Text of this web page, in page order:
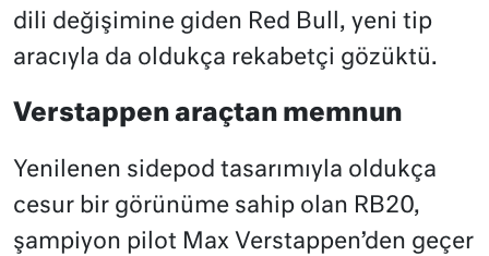
dili değişimine giden Red Bull, yeni tip
aracıyla da oldukça rekabetçi gözüktü.
Verstappen araçtan memnun
Yenilenen sidepod tasarımıyla oldukça
cesur bir görünüme sahip olan RB20,
şampiyon pilot Max Verstappen’den geçer